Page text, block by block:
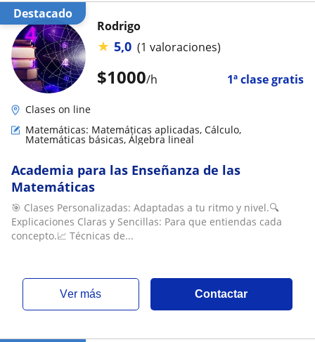
Destacado
$1000/h 1ª clase gratis
Rodrigo
★ 5,0 (1 valoraciones)
Clases on line
Matemáticas: Matemáticas aplicadas, Cálculo,
Matemáticas básicas, Álgebra lineal
Academia para las Enseñanza de las
Matemáticas
🎯 Clases Personalizadas: Adaptadas a tu ritmo y nivel.🔍
Explicaciones Claras y Sencillas: Para que entiendas cada
concepto.📈 Técnicas de...
ver más Contactar